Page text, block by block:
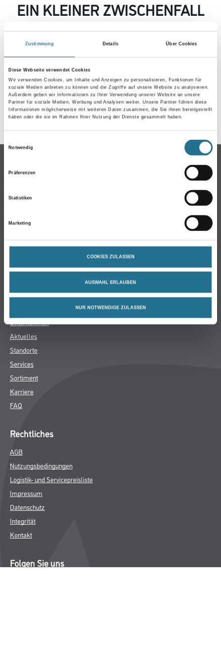
Zustimmung Details Über Cookies
Diese Webseite verwendet Cookies
Wir verwenden Cookies, um Inhalte und Anzeigen zu personalisieren, Funktionen für
soziale Medien anbieten zu können und die Zugriffe auf unsere Website zu analysieren.
Außerdem geben wir Informationen zu Ihrer Verwendung unserer Website an unsere
Partner für soziale Medien, Werbung und Analysen weiter. Unsere Partner führen diese
Informationen möglicherweise mit weiteren Daten zusammen, die Sie ihnen bereitgestellt
haben oder die sie im Rahmen Ihrer Nutzung der Dienste gesammelt haben.
Notwendig
Präferenzen
Statistiken
Marketing
COOKIES ZULASSEN
AUSWAHL ERLAUBEN
NUR NOTWENDIGE ZULASSEN
EIN KLEINER ZWISCHENFALL
IST AUFGETRETEN
Keine Sorge, wir pinseln schon an der Lösung und
Erkunden Sie in der Zwischenzeit unseren Online-Shop
und lassen Sie sich inspirieren.
ZURÜCK ZUM ONLINE-SHOP
Putze- und Spachtelmassen
Wand- & Deckenbeläge
Gustav Knittel Farben
Unternehmen
Aktuelles
Standorte
Services
Sortiment
Karriere
FAQ
Rechtliches
AGB
Nutzungsbedingungen
Logistik- und Servicepreisliste
Impressum
Datenschutz
Integrität
Kontakt
Folgen Sie uns